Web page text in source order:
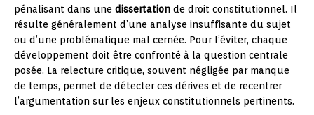
pénalisant dans une dissertation de droit constitutionnel. Il
résulte généralement d’une analyse insuffisante du sujet
ou d’une problématique mal cernée. Pour l’éviter, chaque
développement doit être confronté à la question centrale
posée. La relecture critique, souvent négligée par manque
de temps, permet de détecter ces dérives et de recentrer
l’argumentation sur les enjeux constitutionnels pertinents.